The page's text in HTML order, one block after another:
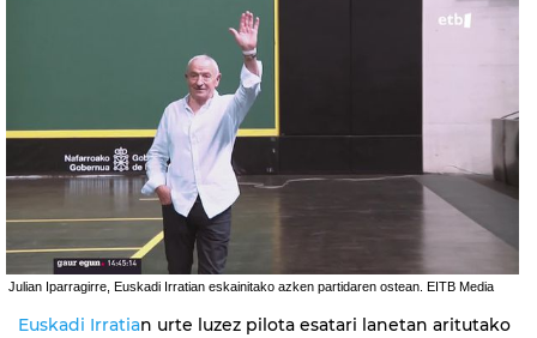
Julian Iparragirre, Euskadi Irratian eskainitako azken partidaren ostean. EITB Media
Euskadi Irratian urte luzez pilota esatari lanetan aritutako